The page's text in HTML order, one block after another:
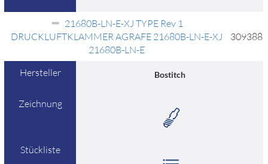
21680B-LN-E-XJ TYPE Rev 1
DRUCKLUFTKLAMMER AGRAFE 21680B-LN-E-XJ
21680B-LN-E
309388
Hersteller Bostitch
Zeichnung
Stückliste